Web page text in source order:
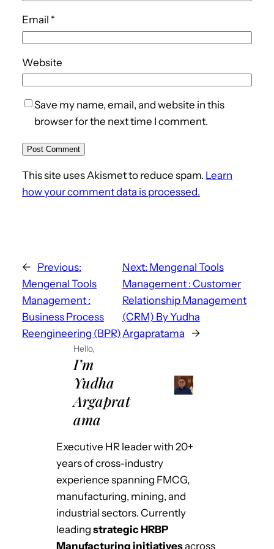
Email *
Website
Save my name, email, and website in this
browser for the next time I comment.
This site uses Akismet to reduce spam. Learn
how your comment data is processed.
← Previous:
Mengenal Tools
Management :
Business Process
Reengineering (BPR)
Next: Mengenal Tools
Management : Customer
Relationship Management
(CRM) By Yudha
Argapratama
→
Hello,
I’m
Yudha
Argaprat
ama
Executive HR leader with 20+
years of cross-industry
experience spanning FMCG,
manufacturing, mining, and
industrial sectors. Currently
leading strategic HRBP
Manufacturing initiativesacross